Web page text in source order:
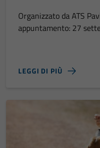
Organizzato da ATS
appuntamento: 27
LEGGI DI PIÙ